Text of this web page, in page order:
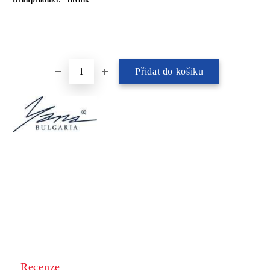
Recenze